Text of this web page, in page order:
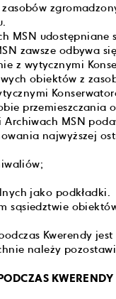
MSN udostępniane
zawsze odbywa
z wytycznymi
obiektów z
przemieszczania
MSN
najwyższej
jako podkładki.
sąsiedztwie
Kwerendy
należy
KWERENDY